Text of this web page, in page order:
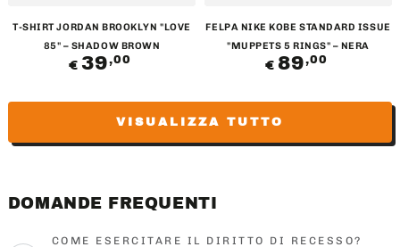
T-SHIRT JORDAN BROOKLYN "LOVE
85" – SHADOW BROWN
Prezzo
regolare
€ 39,00
FELPA NIKE KOBE STANDARD ISSUE
"MUPPETS 5 RINGS" – NERA
Prezzo
regolare
€ 89,00
VISUALIZZA TUTTO
DOMANDE FREQUENTI
COME ESERCITARE IL DIRITTO DI RECESSO?